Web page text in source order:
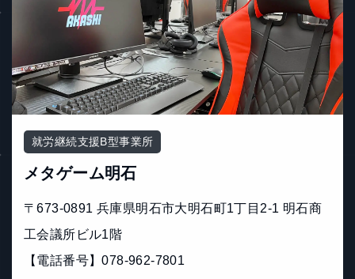
就労継続支援B型事業所
メタゲーム明石
〒673-0891 兵庫県明石市大明石町1丁目2-1 明石商
工会議所ビル1階
【電話番号】078-962-7801